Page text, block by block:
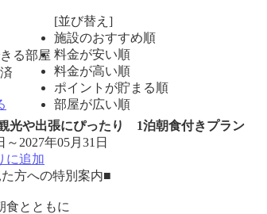
る部屋
[並び替え]
施設のおすすめ順
料金が安い順
料金が高い順
ポイントが貯まる順
部屋が広い順
光や出張にぴったり 1泊朝食付きプラン
～2027年05月31日
に追加
方への特別案内■
食とともに